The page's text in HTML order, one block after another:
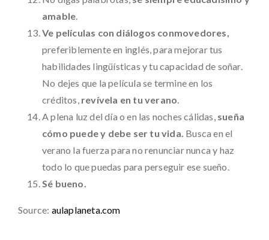
amable
Ve películas con diálogos conmovedores,
preferiblemente en inglés, para mejorar tus
habilidades lingüísticas y tu capacidad de soñar.
No dejes que la película se termine en los
créditos, revívela en tu verano
A plena luz del día o en las noches cálidas, sueña
cómo puede y debe ser tu vida. Busca en el
verano la fuerza para no renunciar nunca y haz
todo lo que puedas para perseguir ese sueño.
Sé bueno.
Source: aulaplaneta.com